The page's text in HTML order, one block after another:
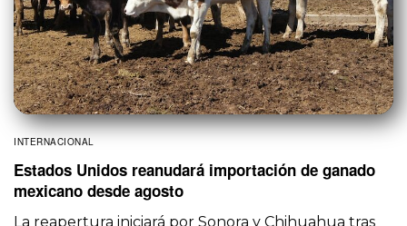
INTERNACIONAL
Estados Unidos reanudará importación de ganado
mexicano desde agosto
La reapertura iniciará por Sonora y Chihuahua tras